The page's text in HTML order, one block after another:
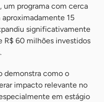
um programa com cerca
15
significativamente
R$ 60 milhões investidos
demonstra como o
impacto relevante no
em estágio